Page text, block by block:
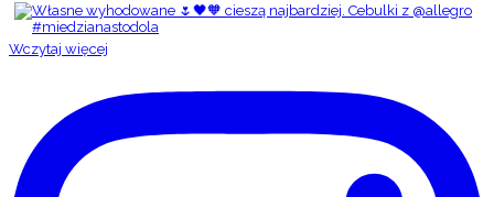
Wczytaj więcej